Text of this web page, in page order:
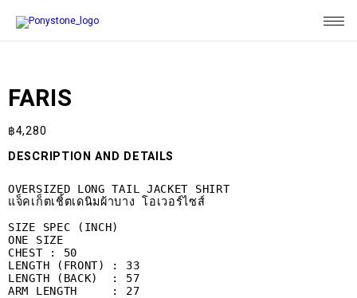
FARIS
฿4,280
DESCRIPTION AND DETAILS
OVERSIZED LONG TAIL JACKET SHIRT
แจ็คเก็ตเชิ้ตเดนิมผ้าบาง โอเวอร์ไซส์
SIZE SPEC (INCH)
ONE SIZE
CHEST : 50
LENGTH (FRONT) : 33
LENGTH (BACK)  : 57
ARM LENGTH     : 27